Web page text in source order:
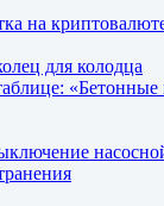
на
«Бетонные